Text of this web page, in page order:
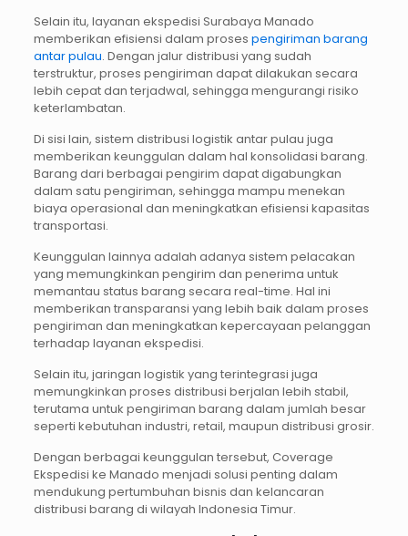
Selain itu, layanan ekspedisi Surabaya Manado
memberikan efisiensi dalam proses pengiriman barang
antar pulau. Dengan jalur distribusi yang sudah
terstruktur, proses pengiriman dapat dilakukan secara
lebih cepat dan terjadwal, sehingga mengurangi risiko
keterlambatan.
Di sisi lain, sistem distribusi logistik antar pulau juga
memberikan keunggulan dalam hal konsolidasi barang.
Barang dari berbagai pengirim dapat digabungkan
dalam satu pengiriman, sehingga mampu menekan
biaya operasional dan meningkatkan efisiensi kapasitas
transportasi.
Keunggulan lainnya adalah adanya sistem pelacakan
yang memungkinkan pengirim dan penerima untuk
memantau status barang secara real-time. Hal ini
memberikan transparansi yang lebih baik dalam proses
pengiriman dan meningkatkan kepercayaan pelanggan
terhadap layanan ekspedisi.
Selain itu, jaringan logistik yang terintegrasi juga
memungkinkan proses distribusi berjalan lebih stabil,
terutama untuk pengiriman barang dalam jumlah besar
seperti kebutuhan industri, retail, maupun distribusi grosir.
Dengan berbagai keunggulan tersebut, Coverage
Ekspedisi ke Manado menjadi solusi penting dalam
mendukung pertumbuhan bisnis dan kelancaran
distribusi barang di wilayah Indonesia Timur.